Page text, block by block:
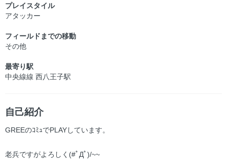
プレイスタイル
アタッカー
フィールドまでの移動
その他
最寄り駅
中央線線 西八王子駅
自己紹介
GREEのｺﾐｭでPLAYしています。
老兵ですがよろしく(#ﾟДﾟ)/~~